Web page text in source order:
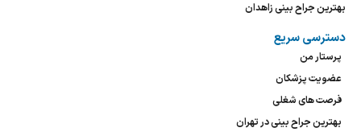
بهترین جراح بینی زاهدان
دسترسی سریع
پرستار من
عضویت پزشکان
فرصت های شغلی
بهترین جراح بینی در تهران